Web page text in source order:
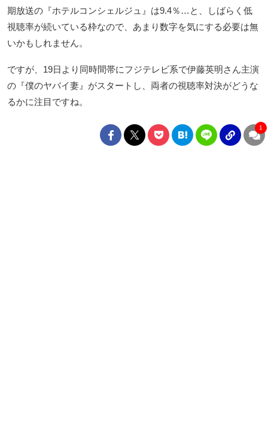
期放送の『ホテルコンシェルジュ』は9.4％…と、しばらく低
視聴率が続いている枠なので、あまり数字を気にする必要は無
いかもしれません。
ですが、19日より同時間帯にフジテレビ系で伊藤英明さん主演
の『僕のヤバイ妻』がスタートし、両者の視聴率対決がどうな
るかに注目ですね。
1